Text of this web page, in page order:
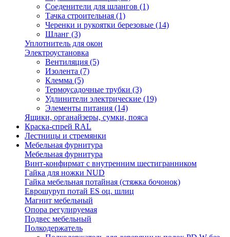
Соеденители для шлангов (1)
Тачка строительная (1)
Черенки и рукоятки березовые (14)
Шланг (3)
Уплотнитель для окон
Электроустановка
Вентиляция (5)
Изолента (7)
Клемма (5)
Термоусадочные трубки (3)
Удлинители электрические (19)
Элементы питания (14)
Ящики, органайзеры, сумки, пояса
Краска-спрей RAL
Лестницы и стремянки
Мебельная фурнитура
Мебельная фурнитура
Винт-конфирмат с внутренним шестигранником
Гайка для ножки NUD
Гайка мебельная потайная (стяжка бочонок)
Еврошуруп потай ES оц. шлиц
Магнит мебельный
Опора регулируемая
Подвес мебельный
Полкодержатель